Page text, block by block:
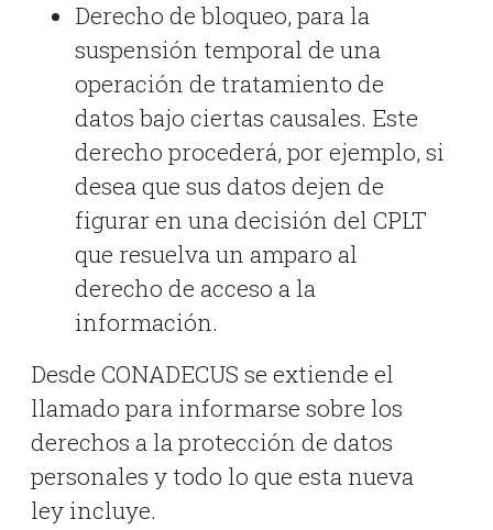
Derecho de bloqueo, para la
suspensión temporal de una
operación de tratamiento de
datos bajo ciertas causales. Este
derecho procederá, por ejemplo, si
desea que sus datos dejen de
figurar en una decisión del CPLT
que resuelva un amparo al
derecho de acceso a la
información.
Desde CONADECUS se extiende el
llamado para informarse sobre los
derechos a la protección de datos
personales y todo lo que esta nueva
ley incluye.